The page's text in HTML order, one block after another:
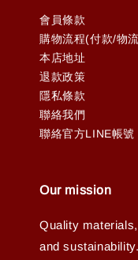
會員條款
購物流程(付款/物
本店地址
退款政策
隱私條款
聯絡我們
聯絡官方LINE帳號
Our mission
Quality
and sustainability.